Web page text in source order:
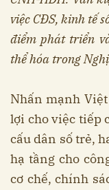
việc CĐS, kinh tế
điểm phát triển
thể hóa trong
Nhấn mạnh
lợi cho việc tiếp
cấu dân số trẻ,
hạ tầng cho
cơ chế, chính